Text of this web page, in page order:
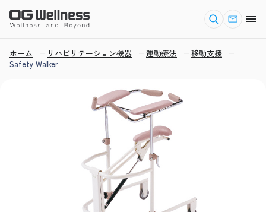
ホーム リハビリテーション機器 運動療法
移動支援
Safety Walker